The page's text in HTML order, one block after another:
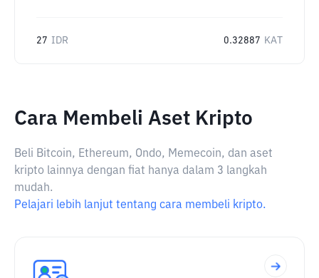
27 IDR 0.32887 KAT
Cara Membeli Aset Kripto
Beli Bitcoin, Ethereum, Ondo, Memecoin, dan aset
kripto lainnya dengan fiat hanya dalam 3 langkah
mudah.
Pelajari lebih lanjut tentang cara membeli kripto.